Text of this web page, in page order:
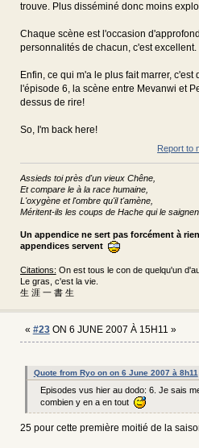
trouve. Plus disséminé donc moins
Chaque scène est l'occasion
personnalités de chacun, c'est excellent.
Enfin, ce qui m'a le plus fait marrer, c'est
l'épisode 6, la scène entre Mevanwi et
dessus de rire!
So, I'm back here!
Report to
Assieds toi près d'un vieux Chêne,
Et compare le à la race humaine,
L'oxygène et l'ombre qu'il t'amène,
Méritent-ils les coups de Hache qui le
Un appendice ne sert pas forcément à
appendices servent
Citations: On est tous le con de quelqu'un
Le gras, c'est la vie.
生 涯 一 書 生
« #23ON 6 JUNE 2007 À 15H11 »
Quote from Ryo on on 6 June 2007 à 8h11
Episodes vus hier au dodo: 6. Je sais
combien y en a en tout
25 pour cette première moitié de la